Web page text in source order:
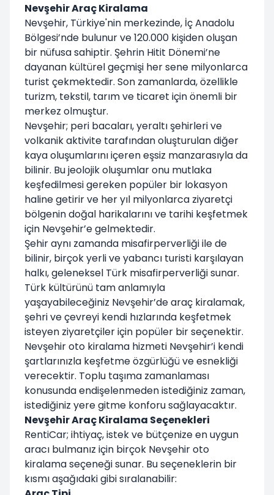
Nevşehir Araç Kiralama
Nevşehir, Türkiye'nin merkezinde, İç Anadolu
Bölgesi’nde bulunur ve 120.000 kişiden oluşan
bir nüfusa sahiptir. Şehrin Hitit Dönemi’ne
dayanan kültürel geçmişi her sene milyonlarca
turist çekmektedir. Son zamanlarda, özellikle
turizm, tekstil, tarım ve ticaret için önemli bir
merkez olmuştur.
Nevşehir; peri bacaları, yeraltı şehirleri ve
volkanik aktivite tarafından oluşturulan diğer
kaya oluşumlarını içeren eşsiz manzarasıyla da
bilinir. Bu jeolojik oluşumlar onu mutlaka
keşfedilmesi gereken popüler bir lokasyon
haline getirir ve her yıl milyonlarca ziyaretçi
bölgenin doğal harikalarını ve tarihi keşfetmek
için Nevşehir’e gelmektedir.
Şehir aynı zamanda misafirperverliği ile de
bilinir, birçok yerli ve yabancı turisti karşılayan
halkı, geleneksel Türk misafirperverliği sunar.
Türk kültürünü tam anlamıyla
yaşayabileceğiniz Nevşehir’de araç kiralamak,
şehri ve çevreyi kendi hızlarında keşfetmek
isteyen ziyaretçiler için popüler bir seçenektir.
Nevşehir oto kiralama hizmeti Nevşehir’i kendi
şartlarınızla keşfetme özgürlüğü ve esnekliği
verecektir. Toplu taşıma zamanlaması
konusunda endişelenmeden istediğiniz zaman,
istediğiniz yere gitme konforu sağlayacaktır.
Nevşehir Araç Kiralama Seçenekleri
RentiCar; ihtiyaç, istek ve bütçenize en uygun
aracı bulmanız için birçok Nevşehir oto
kiralama seçeneği sunar. Bu seçeneklerin bir
kısmı aşağıdaki gibi sıralanabilir: